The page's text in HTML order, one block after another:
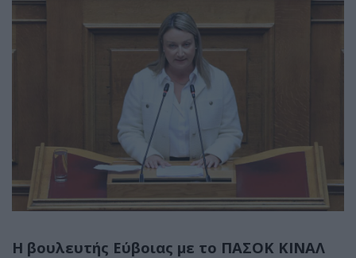
Η βουλευτής Εύβοιας με το ΠΑΣΟΚ ΚΙΝΑΛ